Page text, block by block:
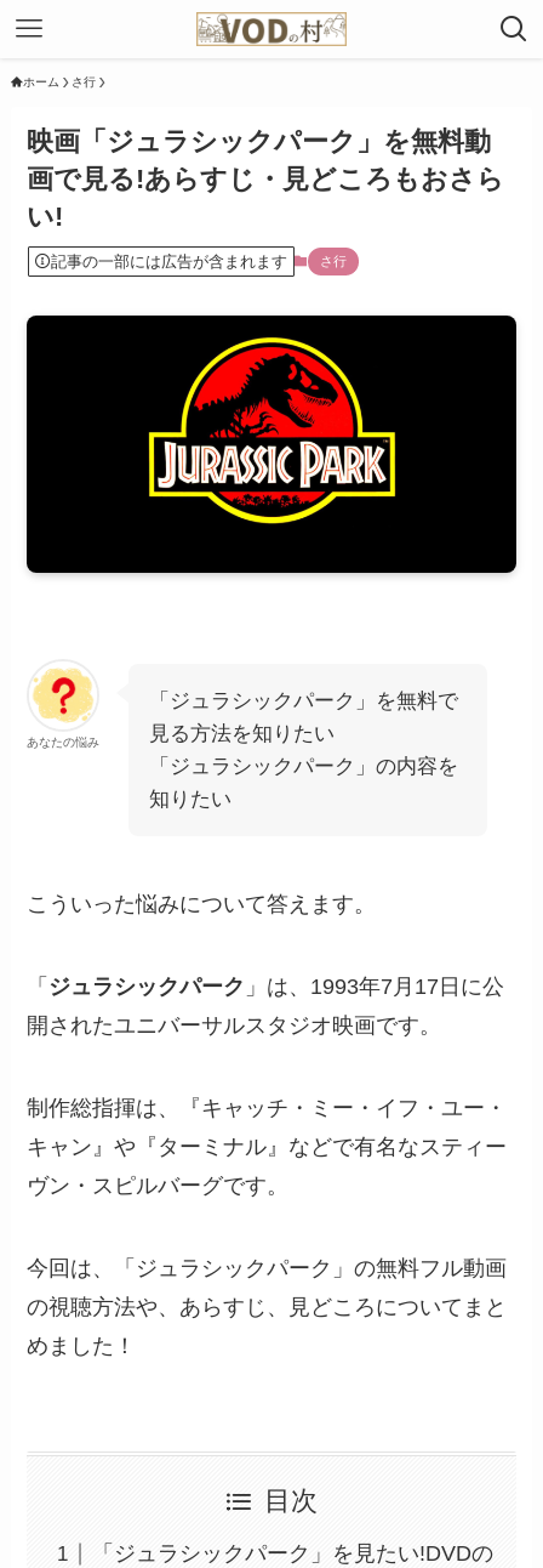
ホーム さ行
映画「ジュラシックパーク」を無料動
画で見る!あらすじ・見どころもおさら
い!
記事の一部には広告が含まれます さ行
あなたの悩み
「ジュラシックパーク」を無料で
見る方法を知りたい
「ジュラシックパーク」の内容を
知りたい
こういった悩みについて答えます。
「 ジュラシックパーク 」は、1993年7月17日に公
開されたユニバーサルスタジオ映画です。
制作総指揮は、『キャッチ・ミー・イフ・ユー・
キャン』や『ターミナル』などで有名なスティー
ヴン・スピルバーグです。
今回は、「ジュラシックパーク」の無料フル動画
の視聴方法や、あらすじ、見どころについてまと
めました！
目次
「ジュラシックパーク」を見たい!DVDの